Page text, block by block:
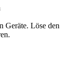
Geräte. Löse den